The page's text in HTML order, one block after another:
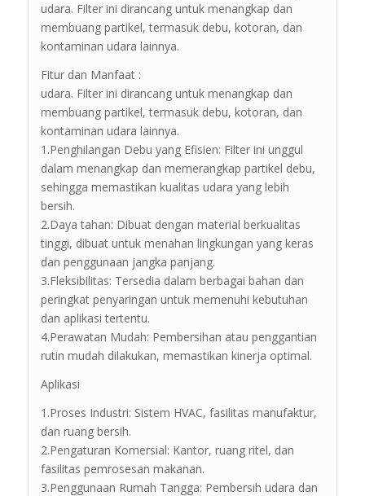
udara. Filter ini dirancang untuk menangkap dan
membuang partikel, termasuk debu, kotoran, dan
kontaminan udara lainnya.
Fitur dan Manfaat :
udara. Filter ini dirancang untuk menangkap dan
membuang partikel, termasuk debu, kotoran, dan
kontaminan udara lainnya.
1.Penghilangan Debu yang Efisien: Filter ini unggul
dalam menangkap dan memerangkap partikel debu,
sehingga memastikan kualitas udara yang lebih
bersih.
2.Daya tahan: Dibuat dengan material berkualitas
tinggi, dibuat untuk menahan lingkungan yang keras
dan penggunaan jangka panjang.
3.Fleksibilitas: Tersedia dalam berbagai bahan dan
peringkat penyaringan untuk memenuhi kebutuhan
dan aplikasi tertentu.
4.Perawatan Mudah: Pembersihan atau penggantian
rutin mudah dilakukan, memastikan kinerja optimal.
Aplikasi
1.Proses Industri: Sistem HVAC, fasilitas manufaktur,
dan ruang bersih.
2.Pengaturan Komersial: Kantor, ruang ritel, dan
fasilitas pemrosesan makanan.
3.Penggunaan Rumah Tangga: Pembersih udara dan